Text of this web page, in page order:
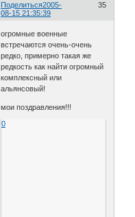
Поделиться 35
2005-
08-15 21:35:39
огромные военные
встречаются очень-очень
редко, примерно такая же
редкость как найти огромный
комплексный или
альянсовый!
мои поздравления!!!
0